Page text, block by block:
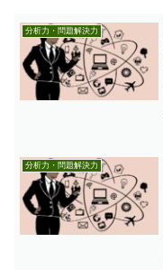
分析力・問題解決力
分析力・問題解決力